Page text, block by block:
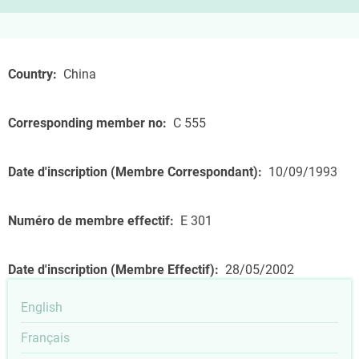
Country China
Corresponding member no C 555
Date d'inscription (Membre Correspondant) 10/09/1993
Numéro de membre effectif E 301
Date d'inscription (Membre Effectif) 28/05/2002
English
Français